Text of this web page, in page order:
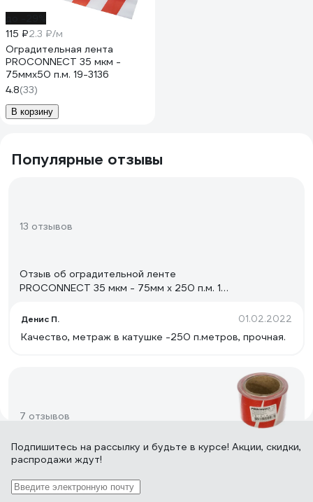
115 ₽2.3 ₽/м
Оградительная лента
PROCONNECT 35 мкм -
75ммх50 п.м. 19-3136
4.8(33)
В корзину
Популярные отзывы
13 отзывов
Отзыв об оградительной ленте
PROCONNECT 35 мкм - 75мм х 250 п.м. 19-
Денис П. 01.02.2022
Качество, метраж в катушке -250 п.метров, прочная.
7 отзывов
Отзыв об оградительной ленте
PROCONNECT 35 мкм - 75мм х 100 п.м. 19-
3135
Подпишитесь на рассылку и будьте в курсе! Акции, скидки,
распродажи ждут!